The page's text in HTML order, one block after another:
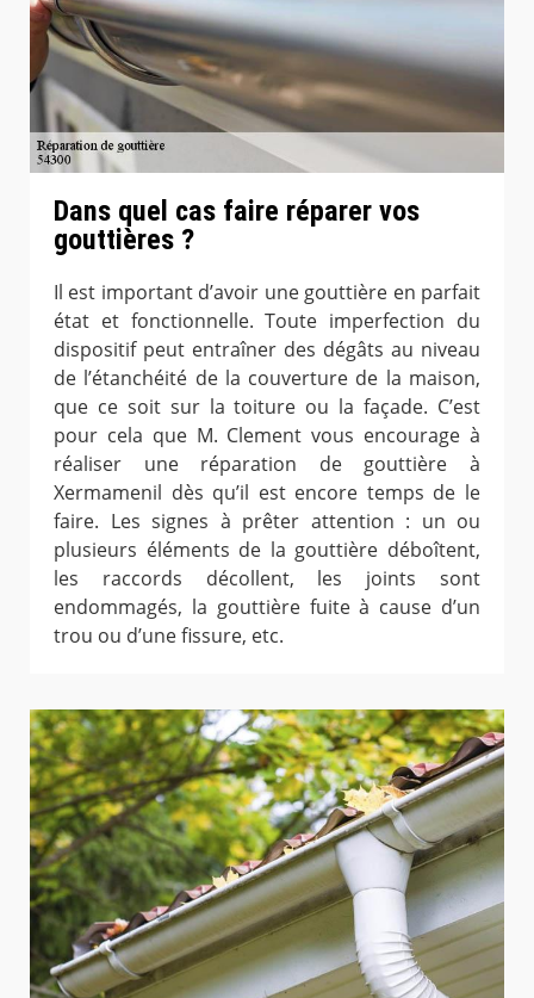
Dans quel cas faire réparer vos
gouttières ?
Il est important d’avoir une gouttière en parfait
état et fonctionnelle. Toute imperfection du
dispositif peut entraîner des dégâts au niveau
de l’étanchéité de la couverture de la maison,
que ce soit sur la toiture ou la façade. C’est
pour cela que M. Clement vous encourage à
réaliser une réparation de gouttière à
Xermamenil dès qu’il est encore temps de le
faire. Les signes à prêter attention : un ou
plusieurs éléments de la gouttière déboîtent,
les raccords décollent, les joints sont
endommagés, la gouttière fuite à cause d’un
trou ou d’une fissure, etc.